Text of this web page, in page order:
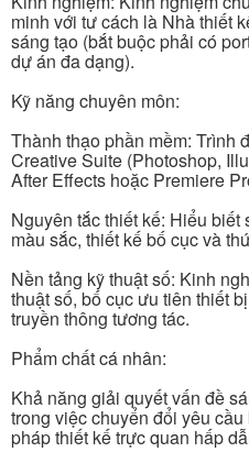
minh với tư cách là Nhà thiết
sáng tạo (bắt buộc phải có
dự án đa dạng).
Kỹ năng chuyên môn:
Thành thạo phần mềm: Trình
Creative Suite (Photoshop,
After Effects hoặc Premiere
Nguyên tắc thiết kế: Hiểu
màu sắc, thiết kế bố cục và
Nền tảng kỹ thuật số: Kinh
thuật số, bố cục ưu tiên thiết
truyền thông tương tác.
Phẩm chất cá nhân:
Khả năng giải quyết vấn đề
trong việc chuyển đổi yêu
pháp thiết kế trực quan hấp